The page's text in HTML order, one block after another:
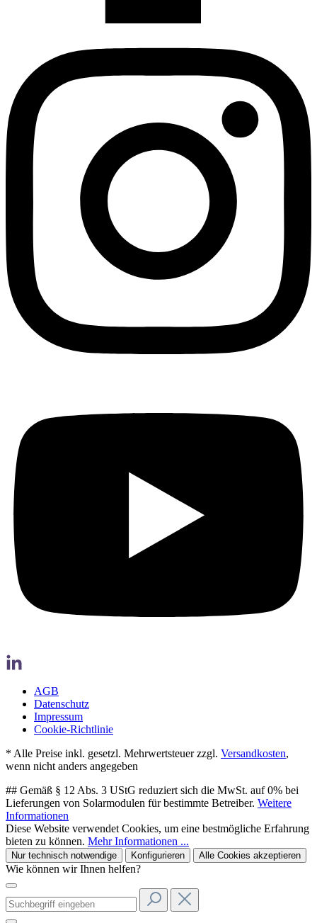
AGB
Datenschutz
Impressum
Cookie-Richtlinie
* Alle Preise inkl. gesetzl. Mehrwertsteuer zzgl. Versandkosten,
wenn nicht anders angegeben
## Gemäß § 12 Abs. 3 UStG reduziert sich die MwSt. auf 0% bei
Lieferungen von Solarmodulen für bestimmte Betreiber. Weitere
Informationen
Diese Website verwendet Cookies, um eine bestmögliche Erfahrung
bieten zu können. Mehr Informationen ...
Nur technisch notwendige Konfigurieren Alle Cookies akzeptieren
Wie können wir Ihnen helfen?